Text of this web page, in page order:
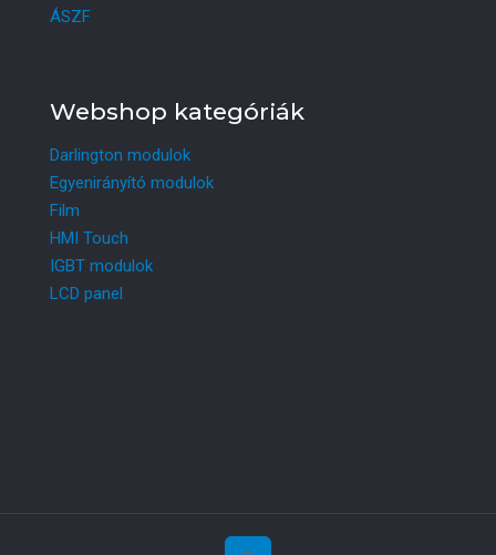
ÁSZF
Webshop kategóriák
Darlington modulok
Egyenirányító modulok
Film
HMI Touch
IGBT modulok
LCD panel